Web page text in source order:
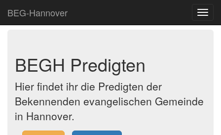
BEG-Hannover
Toggle
BEGH Predigten
Hier findet ihr die Predigten der
Bekennenden evangelischen Gemeinde
in Hannover.